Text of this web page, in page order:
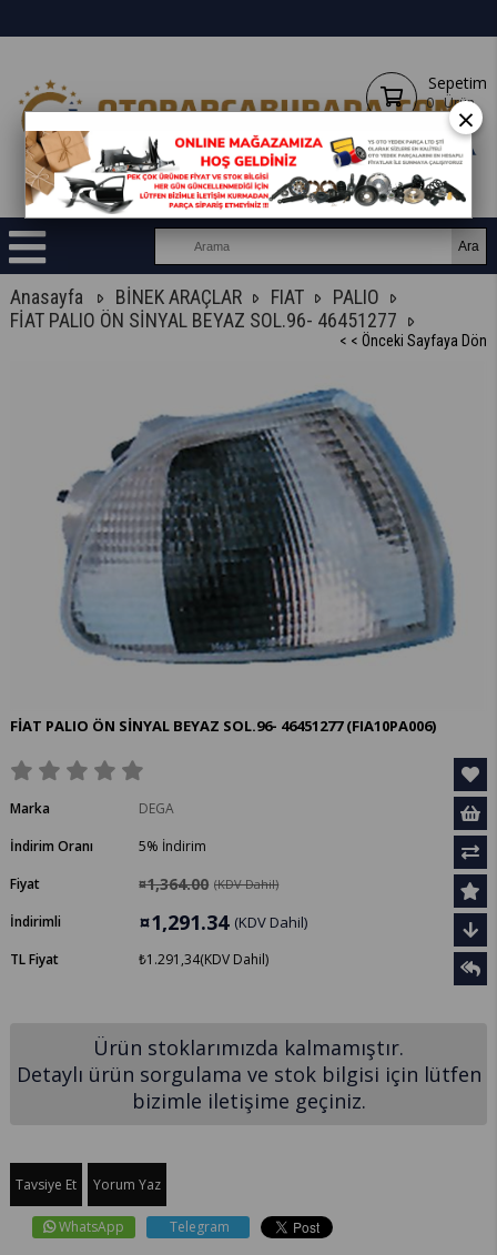
Sepetim
0 Ürün
Anasayfa BİNEK ARAÇLAR FIAT
PALIO
FİAT PALIO ÖN SİNYAL BEYAZ SOL.96- 46451277
< < Önceki Sayfaya Dön
FİAT PALIO ÖN SİNYAL BEYAZ SOL.96- 46451277(FIA10PA006)
Marka
DEGA
İndirim Oranı
%
5
İndirim
Fiyat
¤1,364.00 (KDV Dahil)
İndirimli ¤1,291.34 (KDV Dahil)
TL Fiyat ₺1.291,34(KDV Dahil)
Ürün stoklarımızda kalmamıştır.
Detaylı ürün sorgulama ve stok bilgisi için lütfen
bizimle iletişime geçiniz.
Tavsiye Et Yorum Yaz
WhatsApp Telegram
×